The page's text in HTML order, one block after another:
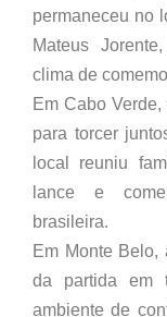
permaneceu no
Mateus
clima de
Em Cabo
para torcer
local reuniu
lance e
brasileira.
Em Monte Belo,
da partida em
ambiente de